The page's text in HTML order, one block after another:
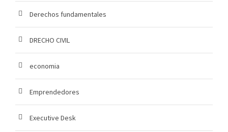
Derechos fundamentales
DRECHO CIVIL
economia
Emprendedores
Executive Desk